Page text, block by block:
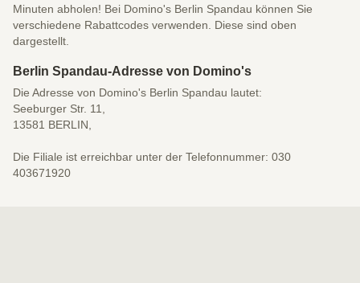
Minuten abholen! Bei Domino's Berlin Spandau können Sie
verschiedene Rabattcodes verwenden. Diese sind oben
dargestellt.
Berlin Spandau-Adresse von Domino's
Die Adresse von Domino's Berlin Spandau lautet:
Seeburger Str. 11,
13581 BERLIN,
Die Filiale ist erreichbar unter der Telefonnummer: 030
403671920